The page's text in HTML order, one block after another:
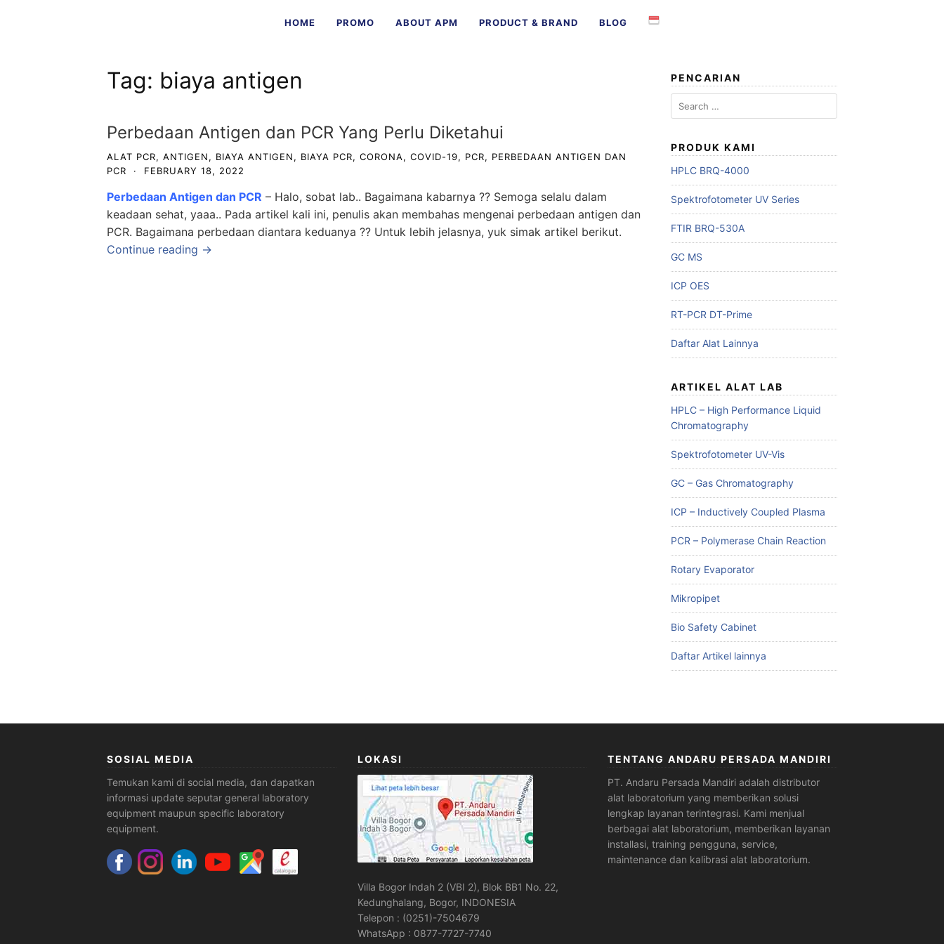
HOME PROMO ABOUT APM PRODUCT & BRAND BLOG
Tag: biaya antigen
Perbedaan Antigen dan PCR Yang Perlu Diketahui
ALAT PCR, ANTIGEN, BIAYA ANTIGEN, BIAYA PCR, CORONA, COVID-19, PCR, PERBEDAAN ANTIGEN DAN
PCR
· FEBRUARY 18, 2022
Perbedaan Antigen dan PCR – Halo, sobat lab.. Bagaimana kabarnya ?? Semoga selalu dalam
keadaan sehat, yaaa.. Pada artikel kali ini, penulis akan membahas mengenai perbedaan antigen dan
PCR. Bagaimana perbedaan diantara keduanya ?? Untuk lebih jelasnya, yuk simak artikel berikut.
Continue reading →
PENCARIAN
Search
for:
PRODUK KAMI
HPLC BRQ-4000
Spektrofotometer UV Series
FTIR BRQ-530A
GC MS
ICP OES
RT-PCR DT-Prime
Daftar Alat Lainnya
ARTIKEL ALAT LAB
HPLC – High Performance Liquid
Chromatography
Spektrofotometer UV-Vis
GC – Gas Chromatography
ICP – Inductively Coupled Plasma
PCR – Polymerase Chain Reaction
Rotary Evaporator
Mikropipet
Bio Safety Cabinet
Daftar Artikel lainnya
SOSIAL MEDIA
Temukan kami di social media, dan dapatkan
informasi update seputar general laboratory
equipment maupun specific laboratory
equipment.
LOKASI
Villa Bogor Indah 2 (VBI 2), Blok BB1 No. 22,
Kedunghalang, Bogor, INDONESIA
Telepon : (0251)-7504679
WhatsApp : 0877-7727-7740
TENTANG ANDARU PERSADA MANDIRI
PT. Andaru Persada Mandiri adalahdistributor
alat laboratorium yang memberikan solusi
lengkap layanan terintegrasi. Kami menjual
berbagai alat laboratorium, memberikan layanan
installasi, training pengguna, service,
maintenance dan kalibrasi alat laboratorium.